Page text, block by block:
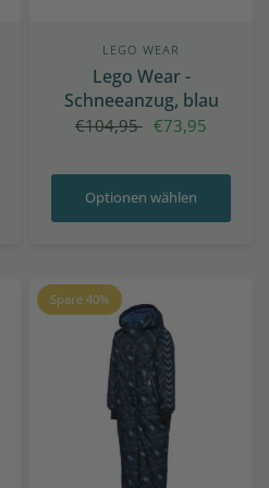
LEGO WEAR
Lego Wear -
Schneeanzug, blau
€104,95 €73,95
Optionen wählen
Spare 40%